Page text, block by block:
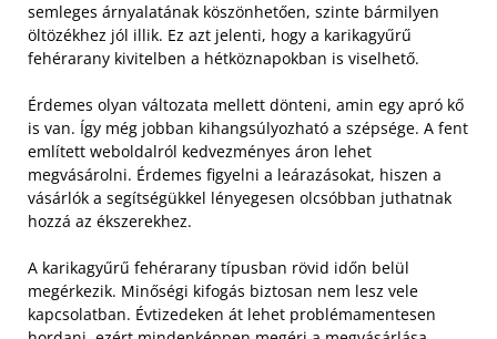
semleges árnyalatának köszönhetően, szinte bármilyen
öltözékhez jól illik. Ez azt jelenti, hogy a karikagyűrű
fehérarany kivitelben a hétköznapokban is viselhető.
Érdemes olyan változata mellett dönteni, amin egy apró kő
is van. Így még jobban kihangsúlyozható a szépsége. A fent
említett weboldalról kedvezményes áron lehet
megvásárolni. Érdemes figyelni a leárazásokat, hiszen a
vásárlók a segítségükkel lényegesen olcsóbban juthatnak
hozzá az ékszerekhez.
A karikagyűrű fehérarany típusban rövid időn belül
megérkezik. Minőségi kifogás biztosan nem lesz vele
kapcsolatban. Évtizedeken át lehet problémamentesen